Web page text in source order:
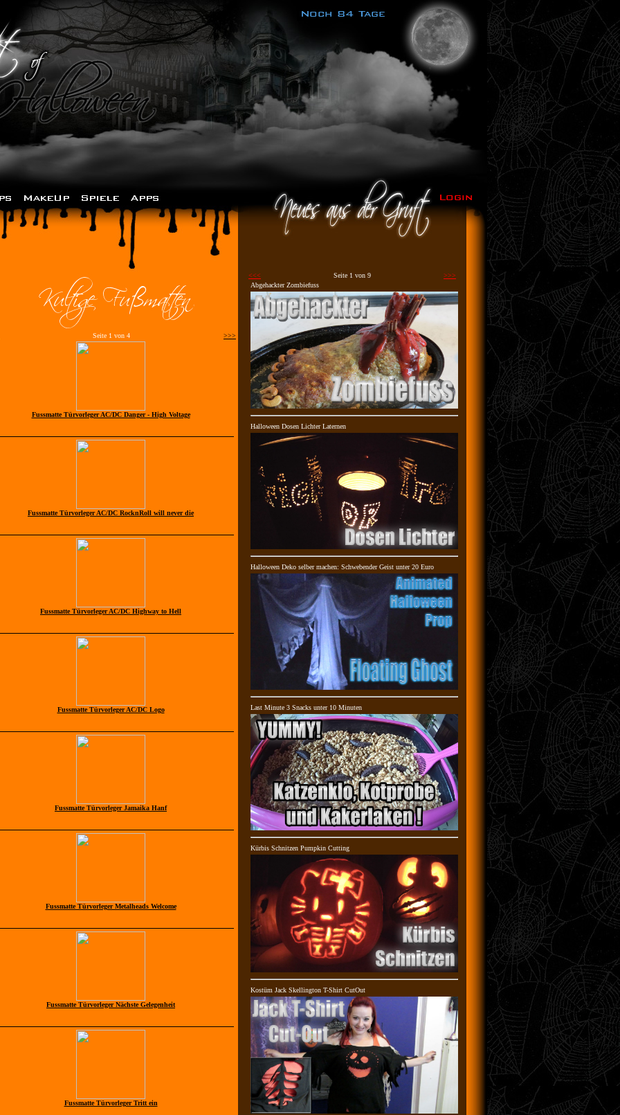
Seite 1 von 4 >>>
Fussmatte Türvorleger AC/DC Danger - High Voltage
Fussmatte Türvorleger AC/DC RocknRoll will never die
Fussmatte Türvorleger AC/DC Highway to Hell
Fussmatte Türvorleger AC/DC Logo
Fussmatte Türvorleger Jamaika Hanf
Fussmatte Türvorleger Metalheads Welcome
Fussmatte Türvorleger Nächste Gelegenheit
Fussmatte Türvorleger Tritt ein
<<< Seite 1 von 9
>>>
Abgehackter Zombiefuss
Halloween Dosen Lichter Laternen
Halloween Deko selber machen: Schwebender Geist unter 20 Euro
Last Minute 3 Snacks unter 10 Minuten
Kürbis Schnitzen Pumpkin Cutting
Kostüm Jack Skellington T-Shirt CutOut